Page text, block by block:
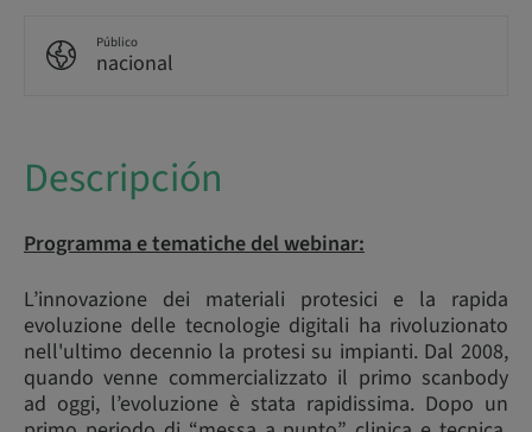
Público
nacional
Descripción
Programma e tematiche del webinar:
L’innovazione dei materiali protesici e la rapida
evoluzione delle tecnologie digitali ha rivoluzionato
nell'ultimo decennio la protesi su impianti. Dal 2008,
quando venne commercializzato il primo scanbody
ad oggi, l’evoluzione è stata rapidissima. Dopo un